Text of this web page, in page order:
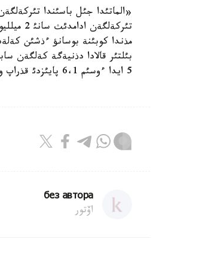
مذندا كوبئنة بوسانؤ ءذشئن
5 ايدا ءوسئم 6،1 پايئزدئ قذراپ وتئر.
без автора
اۆتور